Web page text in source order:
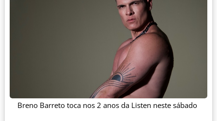
Breno Barreto toca nos 2 anos da Listen neste sábado